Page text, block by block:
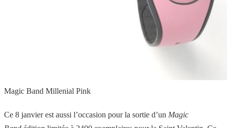
Magic Band Millenial Pink
Ce 8 janvier est aussi l’occasion pour la sortie d’un Magic